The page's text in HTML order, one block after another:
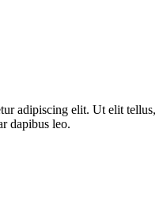
adipiscing elit. Ut elit tellus,
dapibus leo.